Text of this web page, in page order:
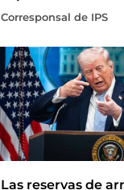
Corresponsal de IPS
Las reservas de